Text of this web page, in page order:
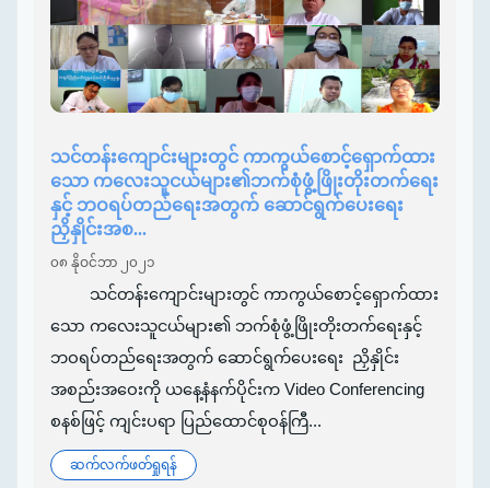
သင်တန်းကျောင်းများတွင် ကာကွယ်စောင့်ရှောက်ထား
သော ကလေးသူငယ်များ၏ဘက်စုံဖွံ့ဖြိုးတိုးတက်ရေး
နှင့် ဘဝရပ်တည်ရေးအတွက် ဆောင်ရွက်ပေးရေး
ညှိနှိုင်းအစ...
၀၈ နိုဝင်ဘာ ၂၀၂၁
သင်တန်းကျောင်းများတွင် ကာကွယ်စောင့်ရှောက်ထား
သော ကလေးသူငယ်များ၏ ဘက်စုံဖွံ့ဖြိုးတိုးတက်ရေးနှင့်
ဘဝရပ်တည်ရေးအတွက် ဆောင်ရွက်ပေးရေး ညှိနှိုင်း
အစည်းအဝေးကို ယနေ့နံနက်ပိုင်းက Video Conferencing
စနစ်ဖြင့် ကျင်းပရာ ပြည်ထောင်စုဝန်ကြီ...
ဆက်လက်ဖတ်ရှုရန်